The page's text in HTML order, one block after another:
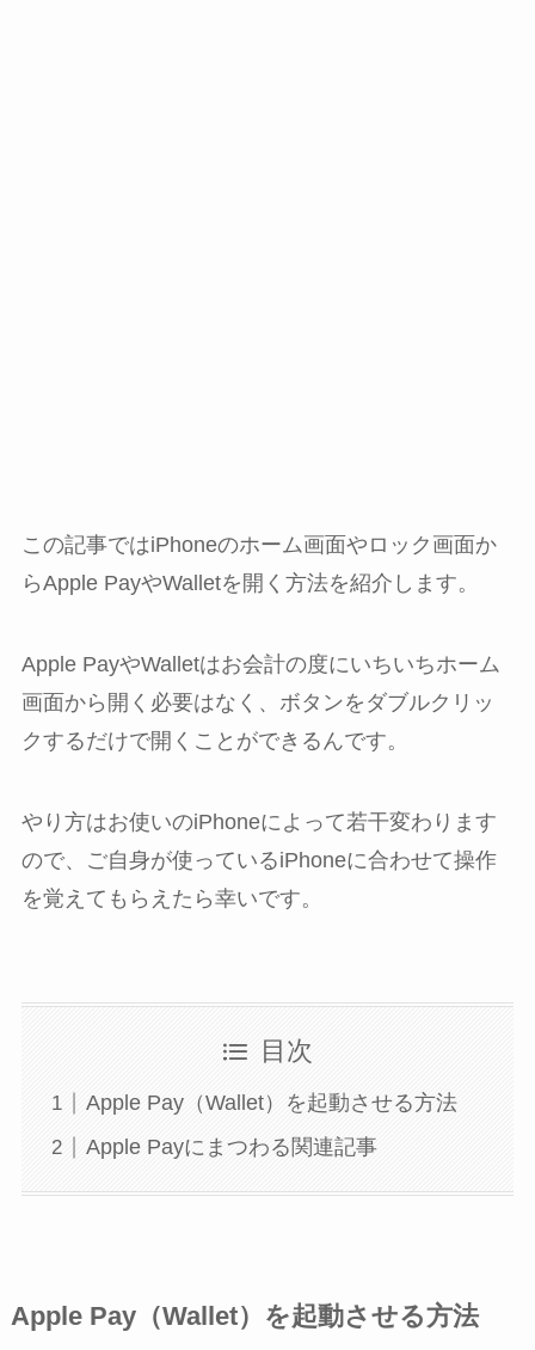
この記事ではiPhoneのホーム画面やロック画面か
らApple PayやWalletを開く方法を紹介します。
Apple PayやWalletはお会計の度にいちいちホーム
画面から開く必要はなく、ボタンをダブルクリッ
クするだけで開くことができるんです。
やり方はお使いのiPhoneによって若干変わります
ので、ご自身が使っているiPhoneに合わせて操作
を覚えてもらえたら幸いです。
目次
Apple Pay（Wallet）を起動させる方法
Apple Payにまつわる関連記事
Apple Pay（Wallet）を起動させる方法